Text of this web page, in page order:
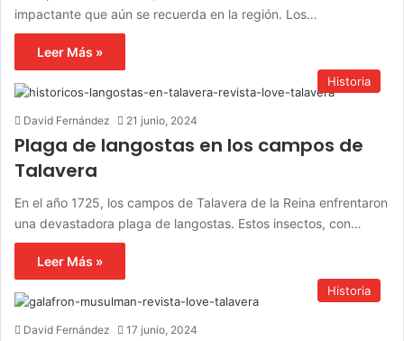
impactante que aún se recuerda en la región. Los…
Leer Más »
Historia
David Fernández 21 junio, 2024
Plaga de langostas en los campos de
Talavera
En el año 1725, los campos de Talavera de la Reina enfrentaron
una devastadora plaga de langostas. Estos insectos, con…
Leer Más »
Historia
David Fernández 17 junio, 2024